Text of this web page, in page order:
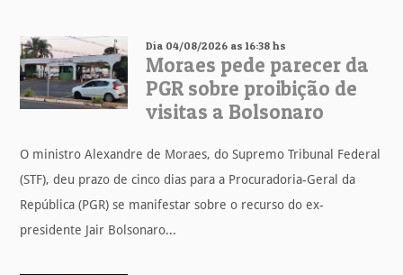
Dia 04/08/2026 as 16:38 hs
Moraes pede parecer da
PGR sobre proibição de
visitas a Bolsonaro
O ministro Alexandre de Moraes, do Supremo Tribunal Federal
(STF), deu prazo de cinco dias para a Procuradoria-Geral da
República (PGR) se manifestar sobre o recurso do ex-
presidente Jair Bolsonaro...